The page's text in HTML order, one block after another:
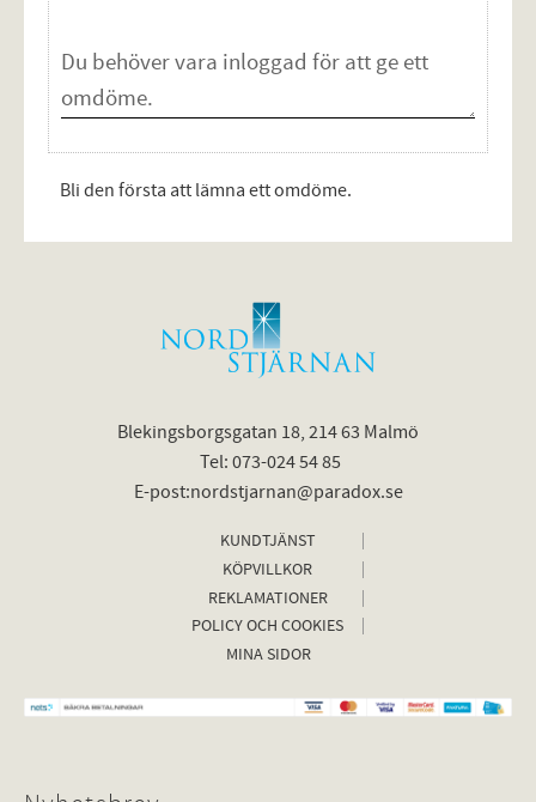
Bli den första att lämna ett omdöme.
Blekingsborgsgatan 18, 214 63 Malmö
Tel: 073-024 54 85
E-post:nordstjarnan@paradox.se
KUNDTJÄNST
KÖPVILLKOR
REKLAMATIONER
POLICY OCH COOKIES
MINA SIDOR